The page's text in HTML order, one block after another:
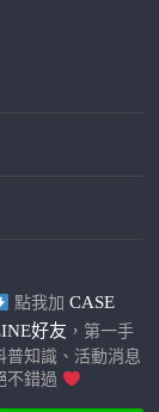
點我加 CASE
好友 ，第一手
普知識、活動消息
不錯過